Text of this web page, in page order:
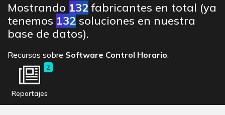
Mostrando 132fabricantes en total (ya
tenemos 132 soluciones en nuestra
base de datos).
Recursos sobre Software Control Horario:
2
Reportajes